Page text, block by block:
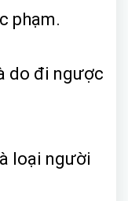
phạm.
do đi ngược
loại người